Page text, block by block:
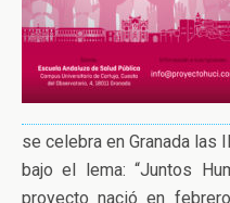
se celebra en Granada las
bajo el lema: “Juntos
proyecto nació en